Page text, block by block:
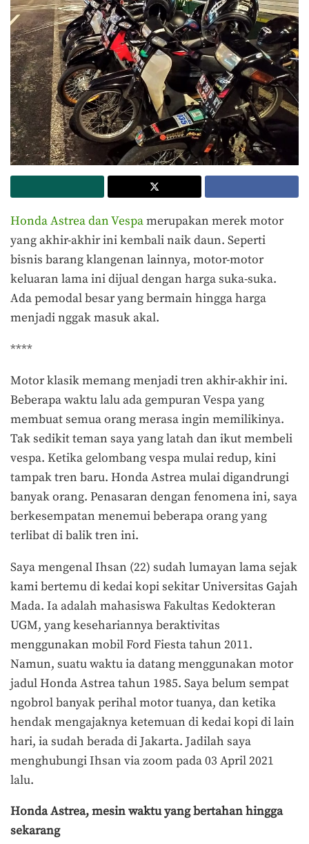
Honda Astrea dan Vespamerupakan merek motor
yang akhir-akhir ini kembali naik daun. Seperti
bisnis barang klangenan lainnya, motor-motor
keluaran lama ini dijual dengan harga suka-suka.
Ada pemodal besar yang bermain hingga harga
menjadi nggak masuk akal.
****
Motor klasik memang menjadi tren akhir-akhir ini.
Beberapa waktu lalu ada gempuran Vespa yang
membuat semua orang merasa ingin memilikinya.
Tak sedikit teman saya yang latah dan ikut membeli
vespa. Ketika gelombang vespa mulai redup, kini
tampak tren baru. Honda Astrea mulai digandrungi
banyak orang. Penasaran dengan fenomena ini, saya
berkesempatan menemui beberapa orang yang
terlibat di balik tren ini.
Saya mengenal Ihsan (22) sudah lumayan lama sejak
kami bertemu di kedai kopi sekitar Universitas Gajah
Mada. Ia adalah mahasiswa Fakultas Kedokteran
UGM, yang kesehariannya beraktivitas
menggunakan mobil Ford Fiesta tahun 2011.
Namun, suatu waktu ia datang menggunakan motor
jadul Honda Astrea tahun 1985. Saya belum sempat
ngobrol banyak perihal motor tuanya, dan ketika
hendak mengajaknya ketemuan di kedai kopi di lain
hari, ia sudah berada di Jakarta. Jadilah saya
menghubungi Ihsan via zoom pada 03 April 2021
lalu.
Honda Astrea, mesin waktu yang bertahan hingga
sekarang